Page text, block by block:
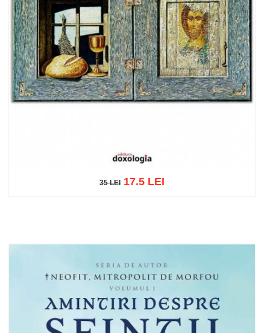
35 LEI
35 LEI 17.5 LEI